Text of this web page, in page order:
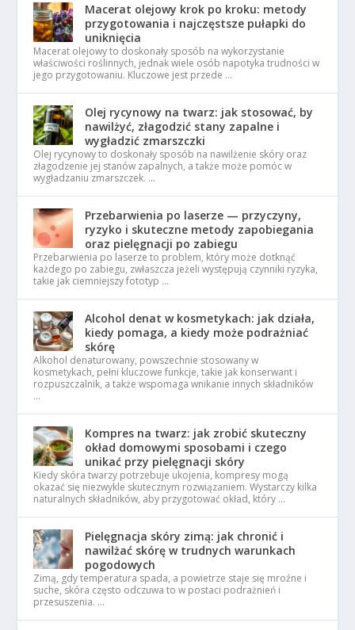
Macerat olejowy krok po kroku: metody
przygotowania i najczęstsze pułapki do
uniknięcia
Macerat olejowy to doskonały sposób na wykorzystanie
właściwości roślinnych, jednak wiele osób napotyka trudności w
jego przygotowaniu. Kluczowe jest przede …
Olej rycynowy na twarz: jak stosować, by
nawilżyć, złagodzić stany zapalne i
wygładzić zmarszczki
Olej rycynowy to doskonały sposób na nawilżenie skóry oraz
złagodzenie jej stanów zapalnych, a także może pomóc w
wygładzaniu zmarszczek. …
Przebarwienia po laserze — przyczyny,
ryzyko i skuteczne metody zapobiegania
oraz pielęgnacji po zabiegu
Przebarwienia po laserze to problem, który może dotknąć
każdego po zabiegu, zwłaszcza jeżeli występują czynniki ryzyka,
takie jak ciemniejszy fototyp …
Alcohol denat w kosmetykach: jak działa,
kiedy pomaga, a kiedy może podrażniać
skórę
Alkohol denaturowany, powszechnie stosowany w
kosmetykach, pełni kluczowe funkcje, takie jak konserwant i
rozpuszczalnik, a także wspomaga wnikanie innych składników
…
Kompres na twarz: jak zrobić skuteczny
okład domowymi sposobami i czego
unikać przy pielęgnacji skóry
Kiedy skóra twarzy potrzebuje ukojenia, kompresy mogą
okazać się niezwykle skutecznym rozwiązaniem. Wystarczy kilka
naturalnych składników, aby przygotować okład, który …
Pielęgnacja skóry zimą: jak chronić i
nawilżać skórę w trudnych warunkach
pogodowych
Zimą, gdy temperatura spada, a powietrze staje się mroźne i
suche, skóra często odczuwa to w postaci podrażnień i
przesuszenia. …